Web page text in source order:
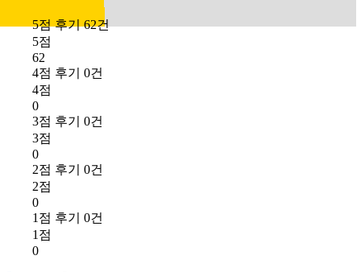
5점 후기 62건
5점
62
4점 후기 0건
4점
0
3점 후기 0건
3점
0
2점 후기 0건
2점
0
1점 후기 0건
1점
0